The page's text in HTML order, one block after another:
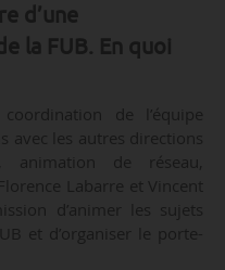
d’une
la FUB. En quoi
de l’équipe
avec les autres directions
de réseau,
Labarre et Vincent
d’animer les sujets
et d’organiser le porte-